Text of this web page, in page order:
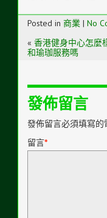
Posted in 商業 | No
« 香港健身中心怎麼
和瑜珈服務嗎
發佈留言
發佈留言必須填寫的
留言*